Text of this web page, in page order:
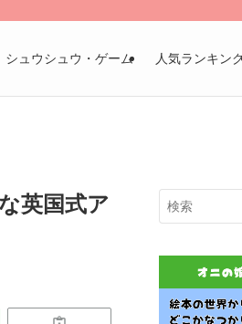
シュウシュウ・ゲーム 人気ランキン
英国式ア